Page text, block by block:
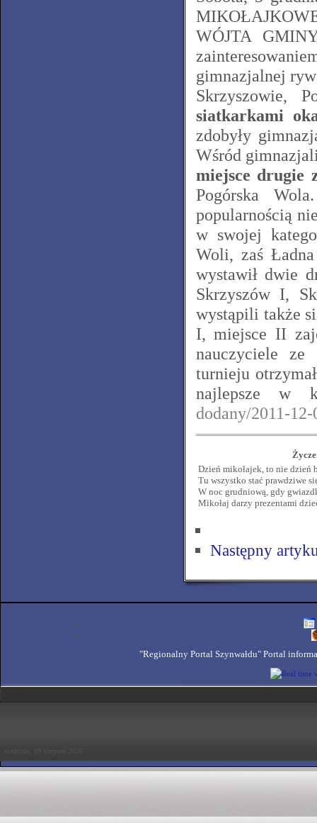
WÓJTA
gimnazjalnej
Skrzyszowie,
siatkarkami
zdobyły
Wśród
miejsce drugie
Pogórska
popularnością
w swojej
Woli, zaś Ładna
wystawił dwie
Skrzyszów I,
wystąpili także
I, miejsce II
nauczyciele ze
turnieju
najlepsze w
dodany/2011-
Dzień mikołajek, to nie dzień
Tu wszystko stać prawdziwe
W noc grudniową, gdy
Mikołaj darzy prezentami
Następny
"Regionalny Portal Szynwałdu" Portal